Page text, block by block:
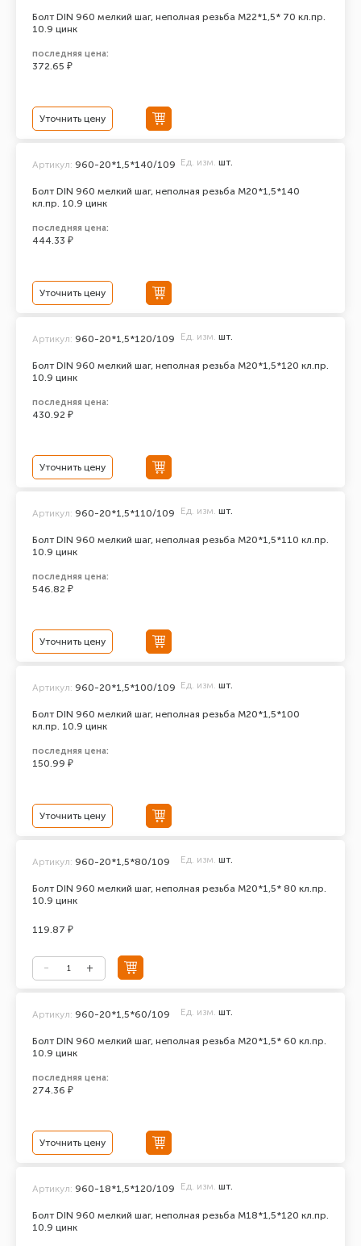
Болт DIN 960 мелкий шаг, неполная резьба M22*1,5* 70 кл.пр.
10.9 цинк
последняя цена:
372.65 ₽
Уточнить цену
Болт DIN 960 мелкий шаг, неполная резьба M20*1,5*140
кл.пр. 10.9 цинк
Артикул: 960-20*1,5*140/109 Ед. изм. шт.
последняя цена:
444.33 ₽
Уточнить цену
Болт DIN 960 мелкий шаг, неполная резьба M20*1,5*120 кл.пр.
10.9 цинк
Артикул: 960-20*1,5*120/109 Ед. изм. шт.
последняя цена:
430.92 ₽
Уточнить цену
Болт DIN 960 мелкий шаг, неполная резьба M20*1,5*110 кл.пр.
10.9 цинк
Артикул: 960-20*1,5*110/109 Ед. изм. шт.
последняя цена:
546.82 ₽
Уточнить цену
Болт DIN 960 мелкий шаг, неполная резьба M20*1,5*100
кл.пр. 10.9 цинк
Артикул: 960-20*1,5*100/109 Ед. изм. шт.
последняя цена:
150.99 ₽
Уточнить цену
Болт DIN 960 мелкий шаг, неполная резьба M20*1,5* 80 кл.пр.
10.9 цинк
Артикул: 960-20*1,5*80/109 Ед. изм. шт.
119.87 ₽
Болт DIN 960 мелкий шаг, неполная резьба M20*1,5* 60 кл.пр.
10.9 цинк
Артикул: 960-20*1,5*60/109 Ед. изм. шт.
последняя цена:
274.36 ₽
Уточнить цену
Болт DIN 960 мелкий шаг, неполная резьба M18*1,5*120 кл.пр.
10.9 цинк
Артикул: 960-18*1,5*120/109 Ед. изм. шт.